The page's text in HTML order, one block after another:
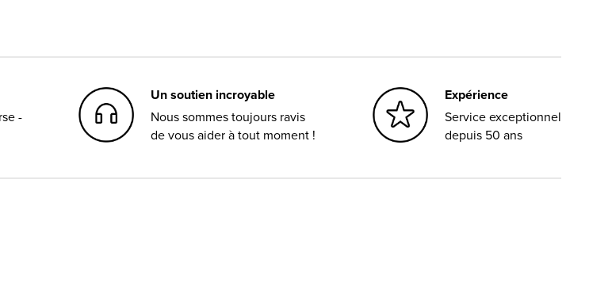
-
Un soutien incroyable
Nous sommes toujours ravis
de vous aider à tout moment !
Expérience
Service exceptionnel
depuis 50 ans